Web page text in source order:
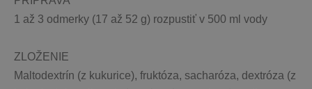
1 až 3 odmerky (17 až 52 g) rozpustiť v 500 ml vody
ZLOŽENIE
Maltodextrín (z kukurice), fruktóza, sacharóza, dextróza (z